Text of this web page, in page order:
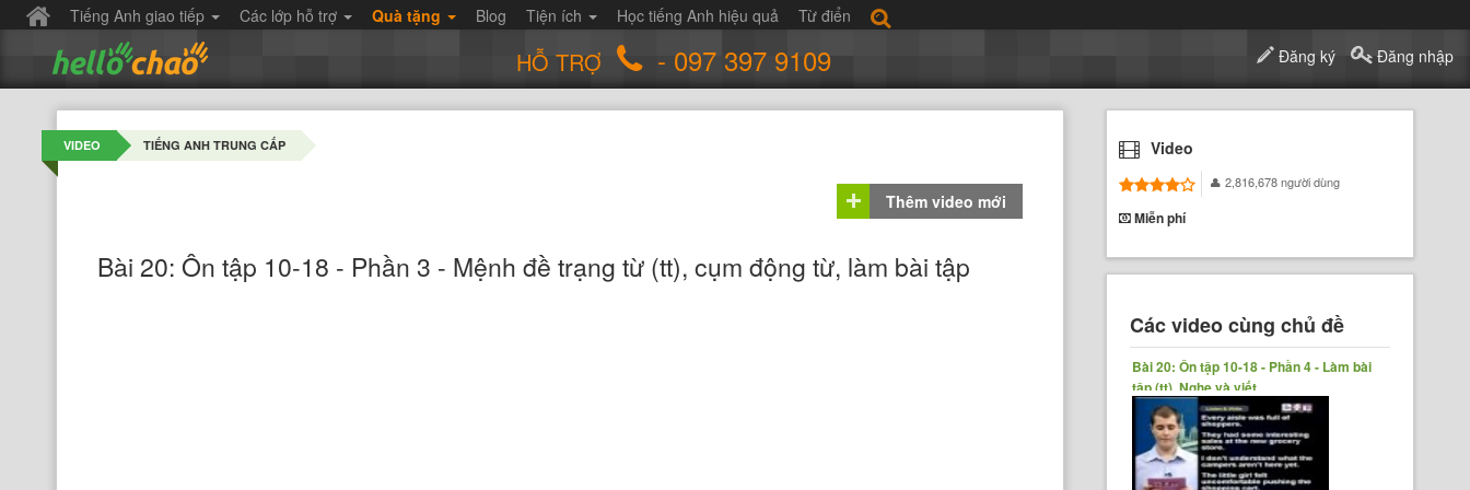
Tiếng Anh giao tiếp Các lớp hỗ trợ Quà tặng Blog Tiện ích Học tiếng Anh hiệu quả Từ điển
HỖ TRỢ - 097 397 9109 Đăng ký Đăng nhập
VIDEO TIẾNG ANH TRUNG CẤP
Thêm video mới
Bài 20: Ôn tập 10-18 - Phần 3 - Mệnh đề trạng từ (tt), cụm động từ, làm bài tập
Video
2,816,678 người dùng
Miễn phí
Các video cùng chủ đề
Bài 20: Ôn tập 10-18 - Phần 4 - Làm bài
tập (tt), Nghe và viết,......